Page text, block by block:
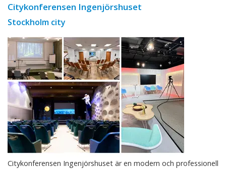
Citykonferensen Ingenjörshuset
Stockholm city
Citykonferensen Ingenjörshuset är en modern och professionell